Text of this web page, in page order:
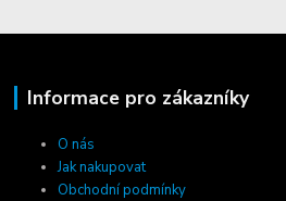
Informace pro zákazníky
O nás
Jak nakupovat
Obchodní podmínky